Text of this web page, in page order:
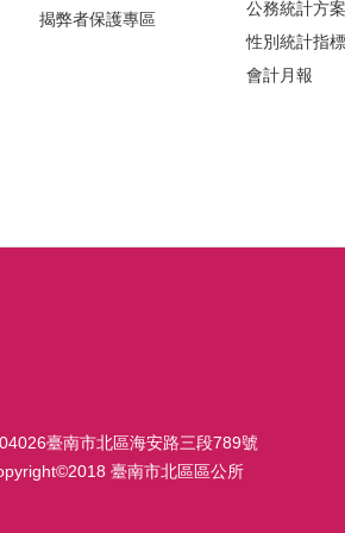
揭弊者保護專區
公務統計方案
性別統計指標
會計月報
臺南市北區海安路三段789號
臺南市北區區公所